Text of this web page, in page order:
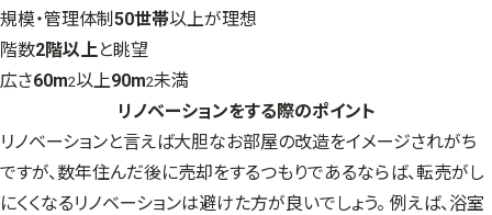
規模・管理体制50世帯以上が理想
階数2階以上と眺望
広さ60m2以上90m2未満
リノベーションをする際のポイント
リノベーションと言えば大胆なお部屋の改造をイメージされがち
ですが、数年住んだ後に売却をするつもりであるならば、転売がし
にくくなるリノベーションは避けた方が良いでしょう。 例えば、浴室